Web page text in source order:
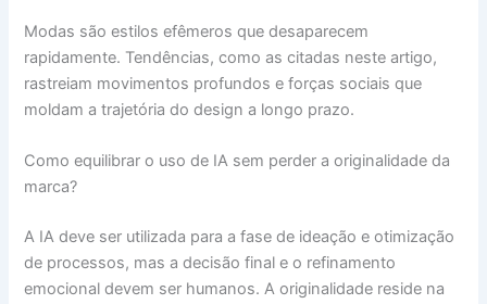
Modas são estilos efêmeros que desaparecem
rapidamente. Tendências, como as citadas neste artigo,
rastreiam movimentos profundos e forças sociais que
moldam a trajetória do design a longo prazo.
Como equilibrar o uso de IA sem perder a originalidade da
marca?
A IA deve ser utilizada para a fase de ideação e otimização
de processos, mas a decisão final e o refinamento
emocional devem ser humanos. A originalidade reside na